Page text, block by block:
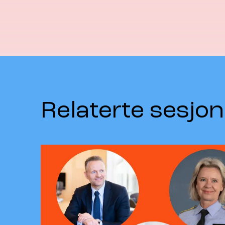
Relaterte